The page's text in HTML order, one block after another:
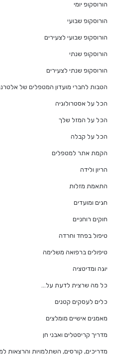
הורוסקופ יומי
הורוסקופ שבועי
הורוסקופ שבועי לצעירים
הורוסקופ שנתי
הורוסקופ שנתי לצעירים
הטבות לחברי מועדון המטפלים של
הכל על אסטרולוגיה
הכל על המזל שלך
הכל על קבלה
הקמת אתר למטפלים
הריון ולידה
התאמת מזלות
חגים ומועדים
חוקים רוחניים
טיפול בפחד וחרדה
טיפולים ברפואה משלימה
יוגה ומדיטציה
כל מה שרצית לדעת על…
כלים לעסקים קטנים
מאמנים אישיים מומלצים
מדריך קריסטלים ואבני חן
מדריכים, קורסים, השתלמויות והרצאות